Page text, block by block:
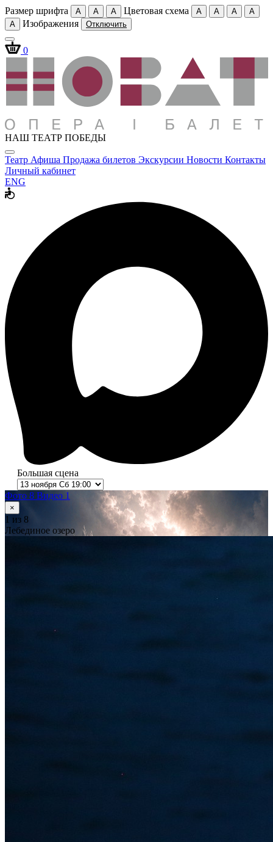
Размер шрифта A A A Цветовая схема A A A
A
A
Изображения Отключить
0
НАШ ТЕАТР ПОБЕДЫ
Театр Афиша Продажа билетов Экскурсии Новости Контакты
Личный кабинет
ENG
Большая сцена
Фото 8 Видео 1
×
1 из 8
Лебединое озеро